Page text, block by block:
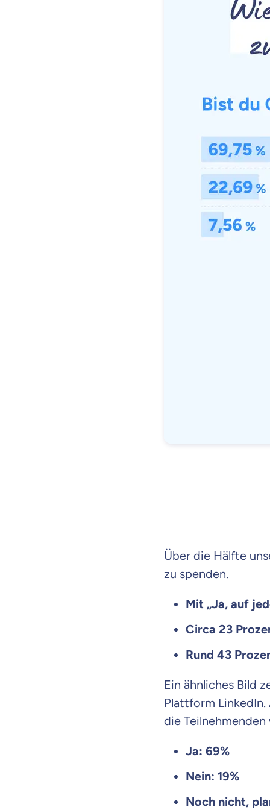
Über die Hälfte
zu spenden.
Mit „Ja, auf
Circa 23
Rund 43
Ein ähnliches Bild
Plattform LinkedIn.
die
Ja: 69%
Nein: 19%
Noch nicht,
Mit dem Abschicken